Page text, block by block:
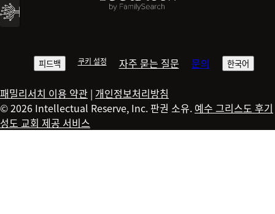
피드백 쿠키 설정 자주 묻는 질문 문의 한국어
패밀리서치 이용 약관 | 개인정보처리방침
© 2026 Intellectual Reserve, Inc. 판권 소유. 예수 그리스도 후기
성도 교회 제공 서비스